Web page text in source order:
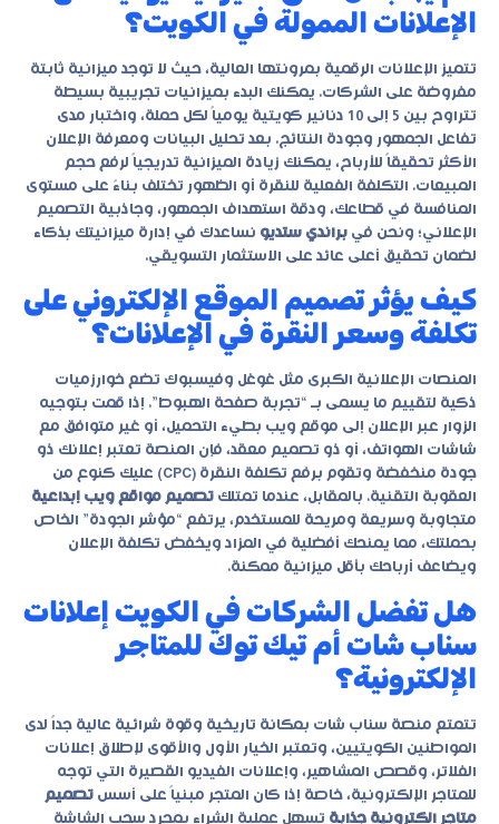
الإعلانات الممولة في الكويت؟
تتميز الإعلانات الرقمية بمرونتها العالية، حيث لا توجد ميزانية ثابتة
مفروضة على الشركات. يمكنك البدء بميزانيات تجريبية بسيطة
تتراوح بين 5 إلى 10 دنانير كويتية يومياً لكل حملة، واختبار مدى
تفاعل الجمهور وجودة النتائج. بعد تحليل البيانات ومعرفة الإعلان
الأكثر تحقيقاً للأرباح، يمكنك زيادة الميزانية تدريجياً لرفع حجم
المبيعات. التكلفة الفعلية للنقرة أو الظهور تختلف بناءً على مستوى
المنافسة في قطاعك، ودقة استهداف الجمهور، وجاذبية التصميم
الإعلاني؛ ونحن في براندي ستديو نساعدك في إدارة ميزانيتك بذكاء
لضمان تحقيق أعلى عائد على الاستثمار التسويقي.
كيف يؤثر تصميم الموقع الإلكتروني على
تكلفة وسعر النقرة في الإعلانات؟
المنصات الإعلانية الكبرى مثل غوغل وفيسبوك تضع خوارزميات
ذكية لتقييم ما يسمى بـ “تجربة صفحة الهبوط”. إذا قمت بتوجيه
الزوار عبر الإعلان إلى موقع ويب بطيء التحميل، أو غير متوافق مع
شاشات الهواتف، أو ذو تصميم معقد، فإن المنصة تعتبر إعلانك ذو
جودة منخفضة وتقوم برفع تكلفة النقرة (CPC) عليك كنوع من
العقوبة التقنية. بالمقابل، عندما تمتلك تصميم مواقع ويب إبداعية
متجاوبة وسريعة ومريحة للمستخدم، يرتفع “مؤشر الجودة” الخاص
بحملتك، مما يمنحك أفضلية في المزاد ويخفض تكلفة الإعلان
ويضاعف أرباحك بأقل ميزانية ممكنة.
هل تفضل الشركات في الكويت إعلانات
سناب شات أم تيك توك للمتاجر
الإلكترونية؟
تتمتع منصة سناب شات بمكانة تاريخية وقوة شرائية عالية جداً لدى
المواطنين الكويتيين، وتعتبر الخيار الأول والأقوى لإطلاق إعلانات
الفلاتر، وقصص المشاهير، وإعلانات الفيديو القصيرة التي توجه
للمتاجر الإلكترونية، خاصة إذا كان المتجر مبنياً على أسس تصميم
متاجر الكترونية جذابة تسهل عملية الشراء بمجرد سحب الشاشة